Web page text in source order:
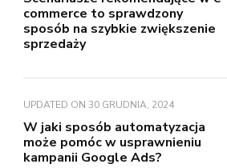
commerce to sprawdzony
sposób na szybkie zwiększenie
sprzedaży
UPDATED ON 30 GRUDNIA, 2024
W jaki sposób automatyzacja
może pomóc w usprawnieniu
kampanii Google Ads?